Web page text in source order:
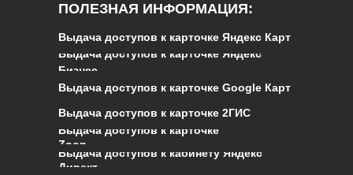
Выдача доступов к карточке
Zoon
Выдача доступов к кабинету Яндекс
Директ
Выдача доступов к карточке Яндекс Карт
Выдача доступов к карточке Яндекс
Бизнес
Выдача доступов к карточке Google Карт
Выдача доступов к карточке 2ГИС
ПОЛЕЗНАЯ ИНФОРМАЦИЯ: